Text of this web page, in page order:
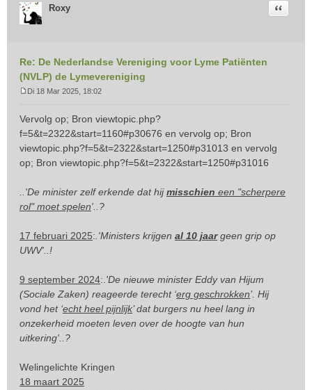
Roxy
Re: De Nederlandse Vereniging voor Lyme Patiënten
(NVLP) de Lymevereniging
Citeer
r
i
c
h
Di 18 Mar 2025, 18:02
Vervolg op; Bron viewtopic.php?
f=5&t=2322&start=1160#p30676 en vervolg op; Bron
viewtopic.php?f=5&t=2322&start=1250#p31013 en vervolg
op; Bron viewtopic.php?f=5&t=2322&start=1250#p31016
..'De minister zelf erkende dat hijmisschien een "scherpere
rol" moet spelen'..?
17 februari 2025: .'Ministers krijgen al 10 jaargeen grip op
UWV'..!
9 september 2024:. 'De nieuwe minister Eddy van Hijum
(Sociale Zaken) reageerde terecht ‘erg geschrokken’. Hij
vond het ‘echt heel pijnlijk’ dat burgers nu heel lang in
onzekerheid moeten leven over de hoogte van hun
uitkering'..?
Welingelichte Kringen
18 maart 2025